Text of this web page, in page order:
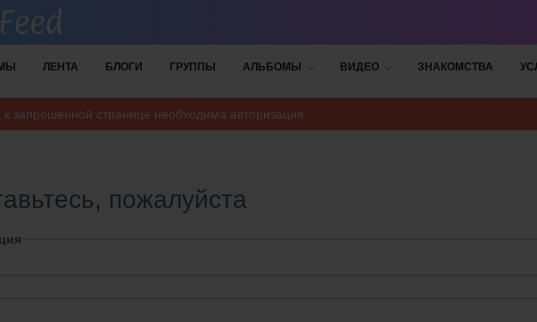
ЛЕНТА БЛОГИ ГРУППЫ АЛЬБОМЫ ВИДЕО ЗНАКОМСТВА
к запрошенной странице необходима авторизация
пожалуйста